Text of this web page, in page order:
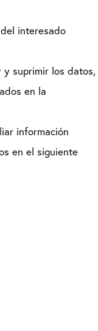
interesado
suprimir los datos,
en la
información
en el siguiente